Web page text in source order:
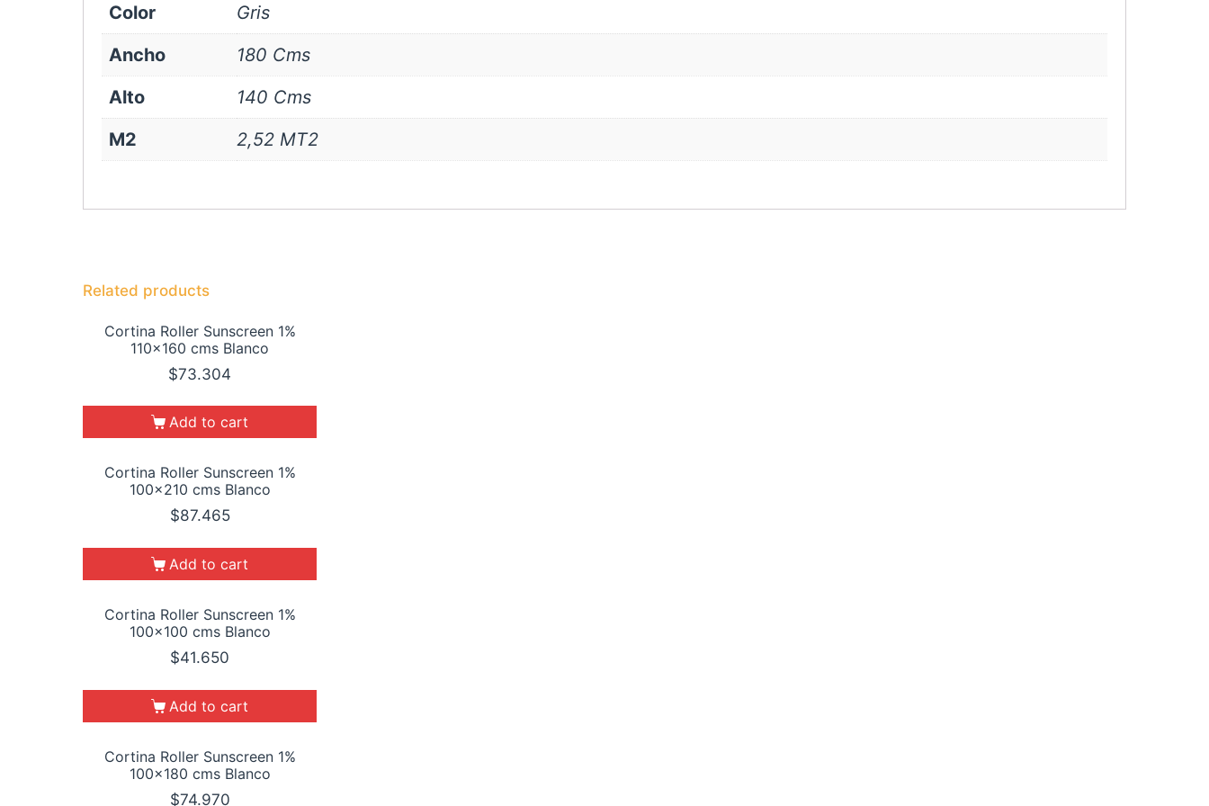
Color
Gris
Ancho
180 Cms
Alto
140 Cms
M2
2,52 MT2
Related products
Cortina Roller Sunscreen 1%
110×160 cms Blanco
$73.304
Add to cart
Cortina Roller Sunscreen 1%
100×210 cms Blanco
$87.465
Add to cart
Cortina Roller Sunscreen 1%
100×100 cms Blanco
$41.650
Add to cart
Cortina Roller Sunscreen 1%
100×180 cms Blanco
$74.970